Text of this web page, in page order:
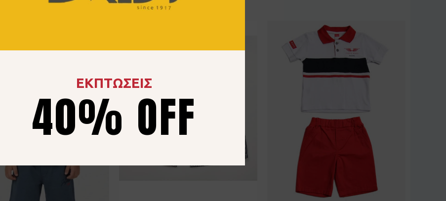
ΕΚΠΤΩΣΕΙΣ
40% OFF